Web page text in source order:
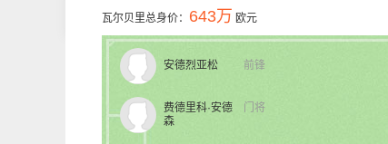
瓦尔贝里总身价： 643万 欧元
前锋
安德烈亚松
门将
费德里科·安德
森